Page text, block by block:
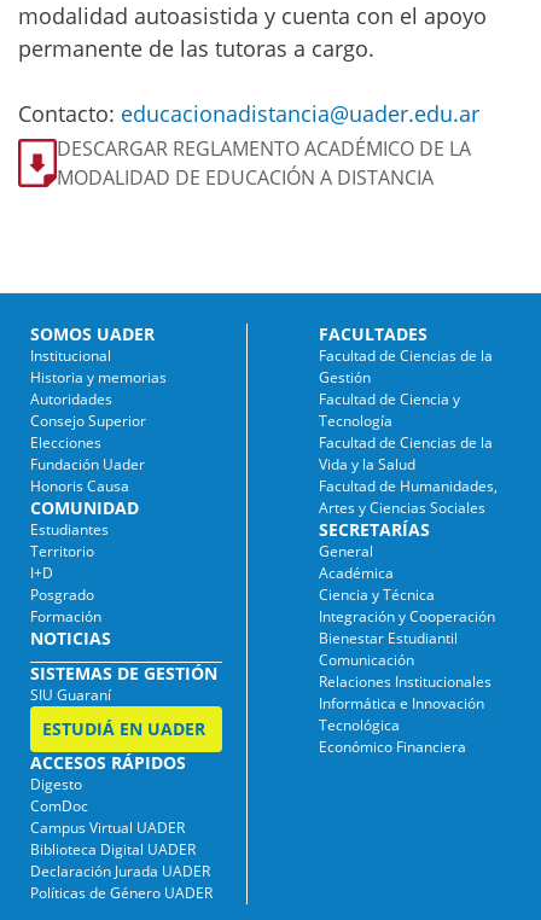
modalidad autoasistida y cuenta con el apoyo
permanente de las tutoras a cargo.
Contacto: educacionadistancia@uader.edu.ar
DESCARGAR REGLAMENTO ACADÉMICO DE LA
MODALIDAD DE EDUCACIÓN A DISTANCIA
SOMOS UADER
Institucional
Historia y memorias
Autoridades
Consejo Superior
Elecciones
Fundación Uader
Honoris Causa
COMUNIDAD
Estudiantes
Territorio
I+D
Posgrado
Formación
NOTICIAS
SISTEMAS DE GESTIÓN
SIU Guaraní
ESTUDIÁ EN UADER
ACCESOS RÁPIDOS
Digesto
ComDoc
Campus Virtual UADER
Biblioteca Digital UADER
Declaración Jurada UADER
Políticas de Género UADER
FACULTADES
Facultad de Ciencias de la
Gestión
Facultad de Ciencia y
Tecnología
Facultad de Ciencias de la
Vida y la Salud
Facultad de Humanidades,
Artes y Ciencias Sociales
SECRETARÍAS
General
Académica
Ciencia y Técnica
Integración y Cooperación
Bienestar Estudiantil
Comunicación
Relaciones Institucionales
Informática e Innovación
Tecnológica
Económico Financiera